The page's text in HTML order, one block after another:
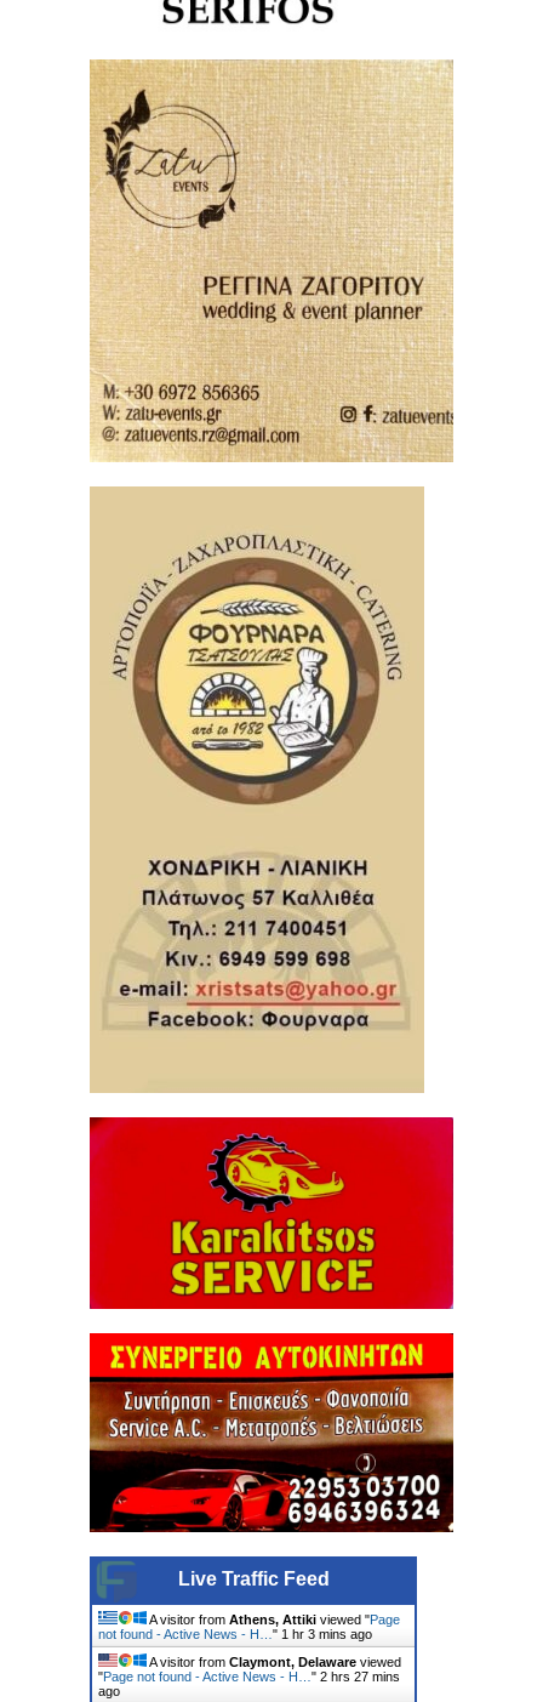
Live Traffic Feed
A visitor from Athens, Attiki viewed "Page
not found - Active News - Η… " 1 hr 3 mins ago
A visitor from Claymont, Delaware viewed
"Page not found - Active News - Η… " 2 hrs 27 mins
ago